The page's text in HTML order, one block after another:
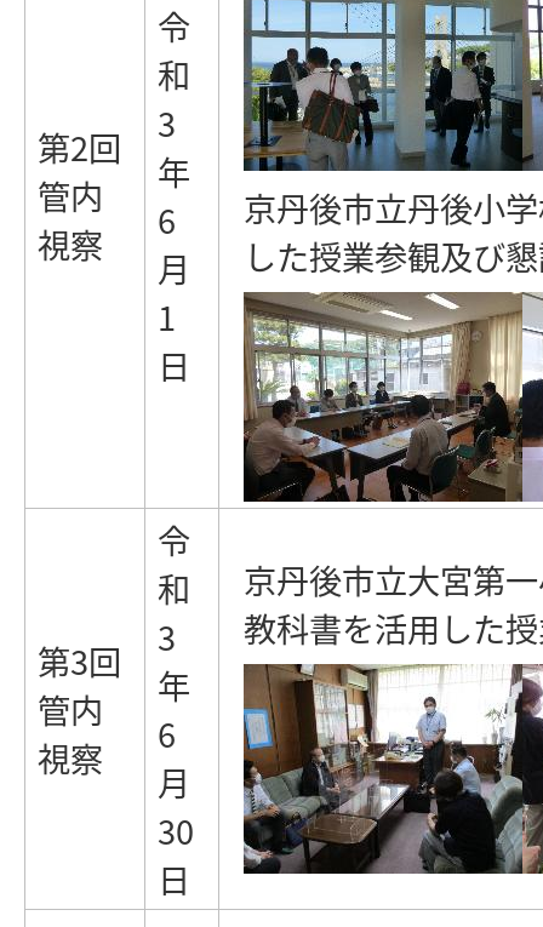
第2回
管内
視察
令
和
3
年
6
月
1
日
京丹後市立丹後小
した授業参観及び
第3回
管内
視察
令
和
3
年
6
月
30
日
京丹後市立大宮第
教科書を活用した